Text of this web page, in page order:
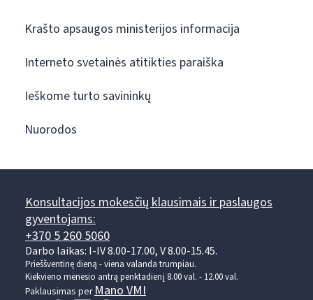
Krašto apsaugos ministerijos informacija
Interneto svetainės atitikties paraiška
Ieškome turto savininkų
Nuorodos
Konsultacijos mokesčių klausimais ir paslaugos
gyventojams:
+370 5 260 5060
Darbo laikas: I-IV 8.00-17.00, V 8.00-15.45.
Prieššventinę dieną - viena valanda trumpiau.
Kiekvieno mėnesio antrą penktadienį 8.00 val. - 12.00 val.
Paklausimas per Mano VMI